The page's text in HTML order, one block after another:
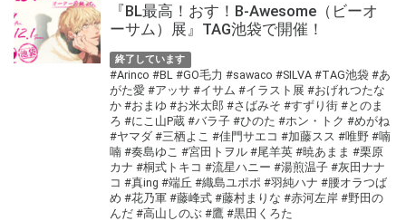
『BL最高！おす！B-Awesome（ビーオ
ーサム）展』TAG池袋で開催！
終了しています
#Arinco #BL #GO毛力 #sawaco #SILVA #TAG池袋 #あ
がた愛 #アッサ #イサム #イラスト展 #おげれつたな
か #おまゆ #お米太郎 #さばみそ #すずり街 #とのま
ろ #にこ山P蔵 #バラ子 #ひのた #ホン・トク #めがね
#ヤマダ #三栖よこ #佳門サエコ #加藤スス #唯野 #喃
喃 #奏島ゆこ #宮田トヲル #尾羊英 #暁あまま #栗原
カナ #桐式トキコ #流星ハニー #湯煎温子 #灰田ナナ
コ #真ing #端丘 #織島ユポポ #羽純ハナ #腰オラつば
め #花乃軍 #藤峰式 #藤村まりな #赤河左岸 #野田の
んだ #高山しのぶ #鷹 #黒田くろた